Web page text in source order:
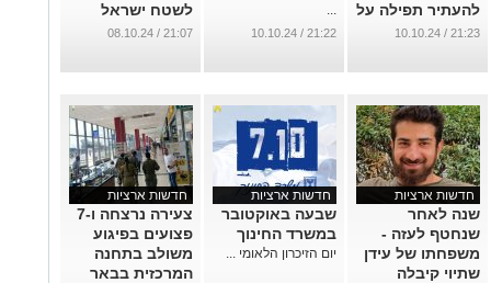
להעתיר תפילה על
החטופים לפני
...
21:23 / 10.10.24
...
21:22 / 10.10.24
לשטח ישראל
(וידאו)
21:07 / 08.10.24
חדשות ארציות
שנה לאחר
שנחטף לעזה -
משפחתו של עידן
שתיוי קיבלה
חדשות ארציות
שבעה באוקטובר
במשרד החינוך
יום הזיכרון הלאומי ...
חדשות ארציות
צעירה נרצחה ו-7
פצועים בפיגוע
משולב בתחנה
המרכזית בבאר